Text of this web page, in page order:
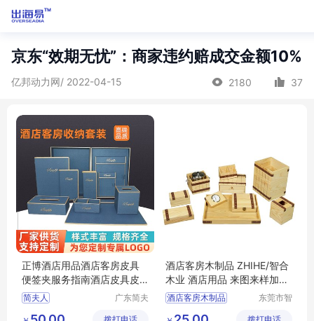
京东“效期无忧”：商家违约赔成交金额10%
亿邦动力网/ 2022-04-15 2180 37
正博酒店用品酒店客房皮具
便签夹服务指南酒店皮具皮
革纸巾盒
简夫人
广东简夫
酒店客房木制品 ZHIHE/智合
木业 酒店用品 来图来样加工
厂
酒店客房木制品
东莞市智